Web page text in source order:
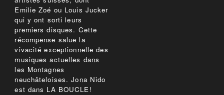
Emilie Zoé ou Louis Jucker
qui y ont sorti leurs
premiers disques. Cette
récompense salue la
vivacité exceptionnelle des
musiques actuelles dans
les Montagnes
neuchâteloises. Jona Nido
est dans LA BOUCLE!